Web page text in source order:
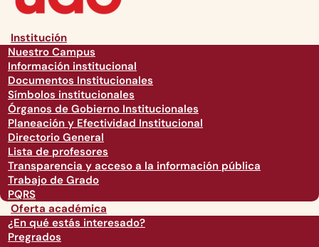
Institución
Nuestro Campus
Información institucional
Documentos Institucionales
Símbolos institucionales
Órganos de Gobierno Institucionales
Planeación y Efectividad Institucional
Directorio General
Lista de profesores
Transparencia y acceso a la información pública
Trabajo de Grado
PQRS
Oferta académica
¿En qué estás interesado?
Pregrados